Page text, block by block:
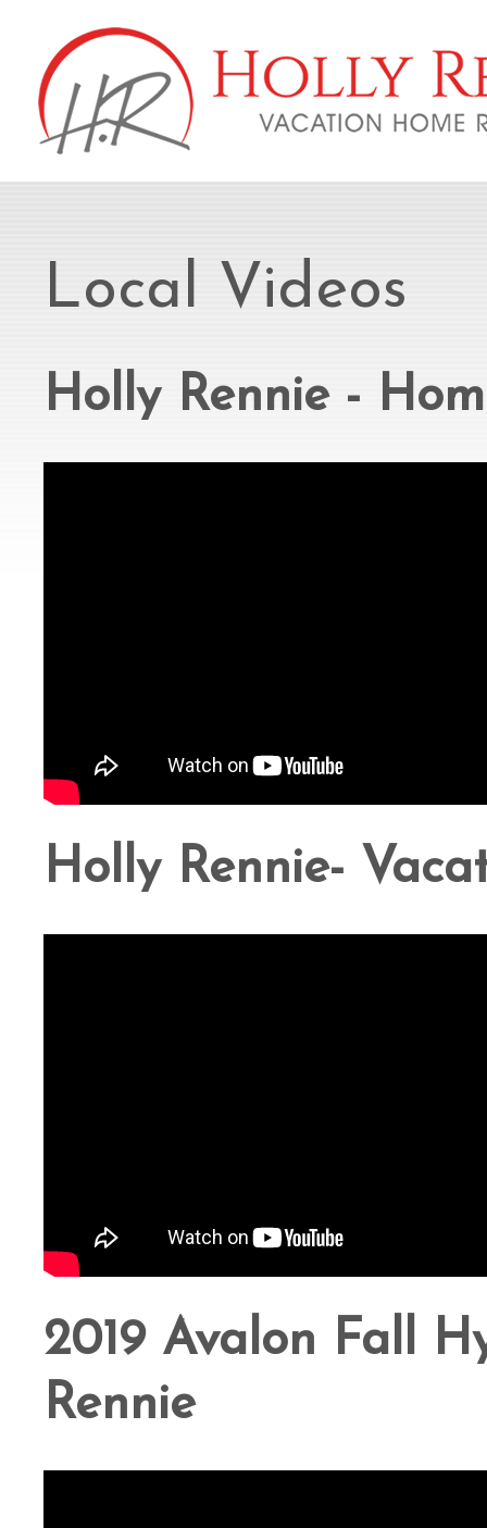
Local Videos
Holly Rennie -
Holly Rennie-
2019 Avalon Fall
Rennie